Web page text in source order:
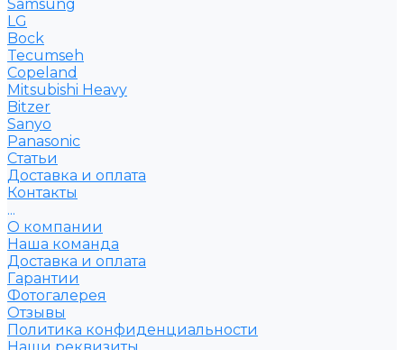
Samsung
LG
Bock
Tecumseh
Copeland
Mitsubishi Heavy
Bitzer
Sanyo
Рanasonic
Статьи
Доставка и оплата
Контакты
...
О компании
Наша команда
Доставка и оплата
Гарантии
Фотогалерея
Отзывы
Политика конфиденциальности